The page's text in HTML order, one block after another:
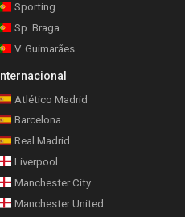
Sporting
Sp. Braga
V. Guimarães
Internacional
Atlético Madrid
Barcelona
Real Madrid
Liverpool
Manchester City
Manchester United